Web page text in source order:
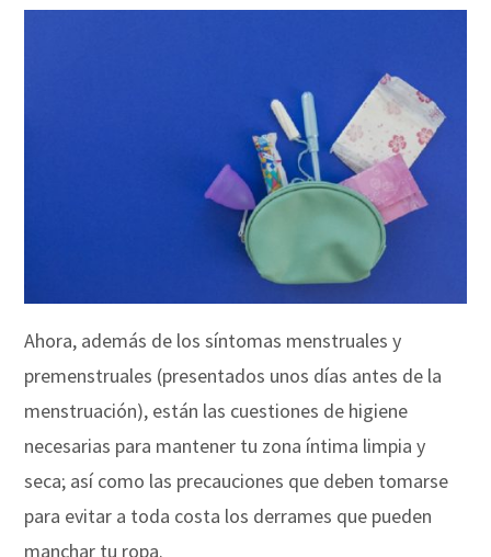
Ahora, además de los síntomas menstruales y
premenstruales (presentados unos días antes de la
menstruación), están las cuestiones de higiene
necesarias para mantener tu zona íntima limpia y
seca; así como las precauciones que deben tomarse
para evitar a toda costa los derrames que pueden
manchar tu ropa.